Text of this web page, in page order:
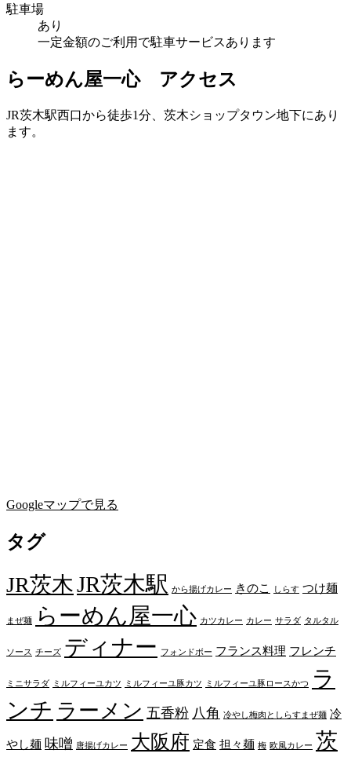
駐車場
あり
一定金額のご利用で駐車サービスあります
らーめん屋一心 アクセス
JR茨木駅西口から徒歩1分、茨木ショップタウン地下にあり
ます。
Googleマップで見る
タグ
JR茨木JR茨木駅 から揚げカレー きのこ しらす つけ麺
まぜ麺 らーめん屋一心 カツカレー カレー サラダ タルタル
ソース チーズ ディナー フォンドボー フランス料理 フレンチ
ミニサラダ ミルフィーユカツ ミルフィーユ豚カツ ミルフィーユ豚ロースかつ
ラ
ンチ ラーメン 五香粉 八角 冷やし梅肉としらすまぜ麺 冷
やし麺 味噌 唐揚げカレー 大阪府 定食 担々麺 梅 欧風カレー 茨